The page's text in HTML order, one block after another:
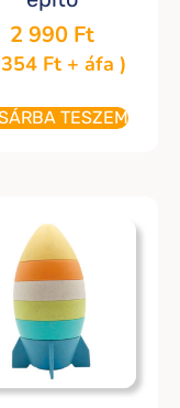
2 990 Ft
Ft + áfa )
TESZEM